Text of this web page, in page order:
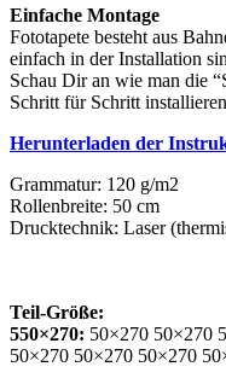
Einfache Montage
Fototapete besteht aus
einfach in der Installation
Schau Dir an wie man die
Schritt für Schritt
Herunterladen der
Grammatur: 120 g/m2
Rollenbreite: 50 cm
Drucktechnik: Laser
Teil-Größe:
550×270: 50×270 50×270
50×270 50×270 50×270